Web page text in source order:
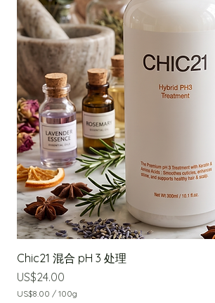
Chic21 混合 pH 3 处理
價格
US$24.00
US$8.00 /100g